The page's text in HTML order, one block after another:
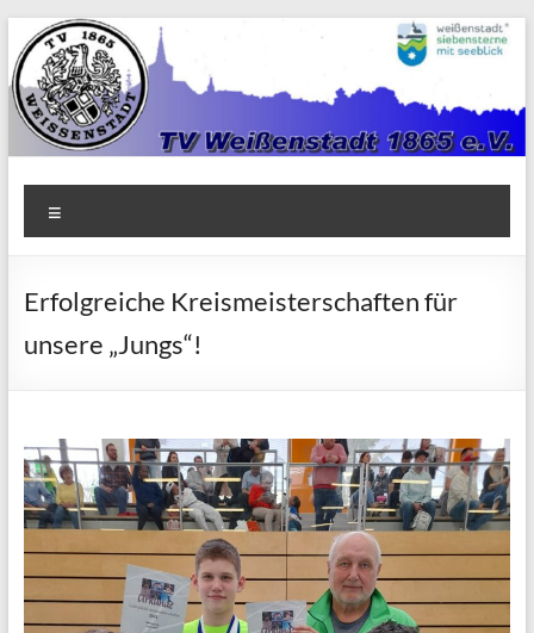
Zum
Inhalt
springen
TV
1865
Weißenstadt
e.V.
Erfolgreiche Kreismeisterschaften für
unsere „Jungs“!